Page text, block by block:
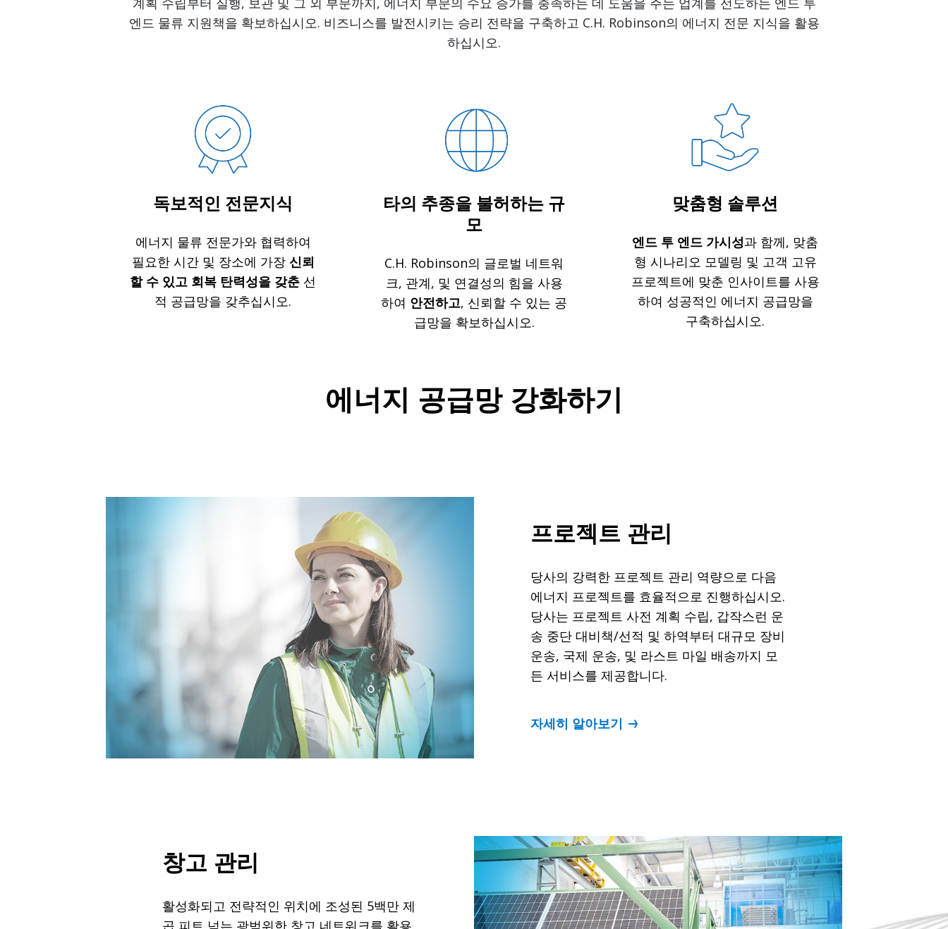
한계를 뛰어넘어 에
너지 분야 전략 지원
하기
엔드 물류 지원책을 확보하십시오. 비즈니스를 발전시키는 승리 전략을 구축하고 C.H. Robinson의 에너지 전문 지식을 활용
하십시오.
독보적인 전문지식
에너지 물류 전문가와 협력하여
필요한 시간 및 장소에 가장 신뢰
할 수 있고 회복 탄력성을 갖춘 선
적 공급망을 갖추십시오.
타의 추종을 불허하는 규
모
C.H. Robinson의 글로벌 네트워
크, 관계, 및 연결성의 힘을 사용
하여 안전하고, 신뢰할 수 있는 공
급망을 확보하십시오.
맞춤형 솔루션
엔드 투 엔드 가시성과 함께, 맞춤
형 시나리오 모델링 및 고객 고유
프로젝트에 맞춘 인사이트를 사용
하여 성공적인 에너지 공급망을
구축하십시오.
에너지 공급망 강화하기
프로젝트 관리
당사의 강력한 프로젝트 관리 역량으로 다음
에너지 프로젝트를 효율적으로 진행하십시오.
당사는 프로젝트 사전 계획 수립, 갑작스런 운
송 중단 대비책/선적 및 하역부터 대규모 장비
운송, 국제 운송, 및 라스트 마일 배송까지 모
든 서비스를 제공합니다.
자세히 알아보기
창고 관리
활성화되고 전략적인 위치에 조성된 5백만 제
곱 피트 넘는 광범위한 창고 네트워크를 활용